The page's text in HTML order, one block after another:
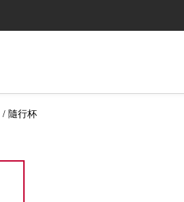
/ 隨行杯